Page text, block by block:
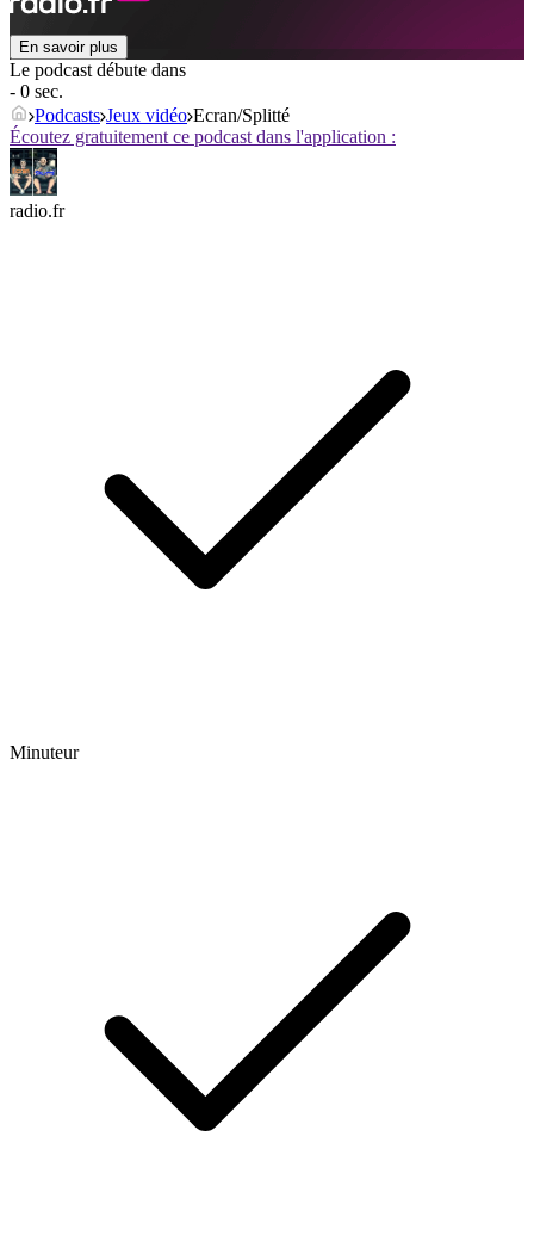
En savoir plus
Le podcast débute dans
- 0 sec.
Podcasts Jeux vidéo Ecran/Splitté
Écoutez gratuitement ce podcast dans l'application :
radio.fr
Minuteur